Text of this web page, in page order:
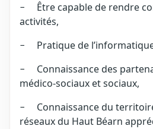
− Être capable de rendre
activités,
− Pratique de
− Connaissance des
médico-sociaux et sociaux,
− Connaissance du
réseaux du Haut Béarn